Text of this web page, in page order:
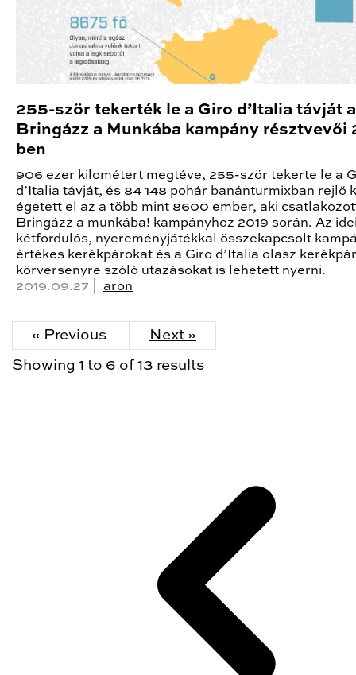
255-ször tekerték le a Giro d’Italia távját a
Bringázz a Munkába kampány résztvevői
ben
906 ezer kilométert megtéve, 255-ször tekerte le a
d’Italia távját, és 84 148 pohár banánturmixban rejlő
égetett el az a több mint 8600 ember, aki
Bringázz a munkába! kampányhoz 2019 során. Az
kétfordulós, nyereményjátékkal összekapcsolt
értékes kerékpárokat és a Giro d’Italia olasz
körversenyre szóló utazásokat is lehetett nyerni.
2019.09.27 | aron
« Previous Next »
Showing 1 to 6 of 13 results